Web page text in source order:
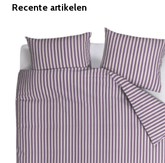
Recente artikelen